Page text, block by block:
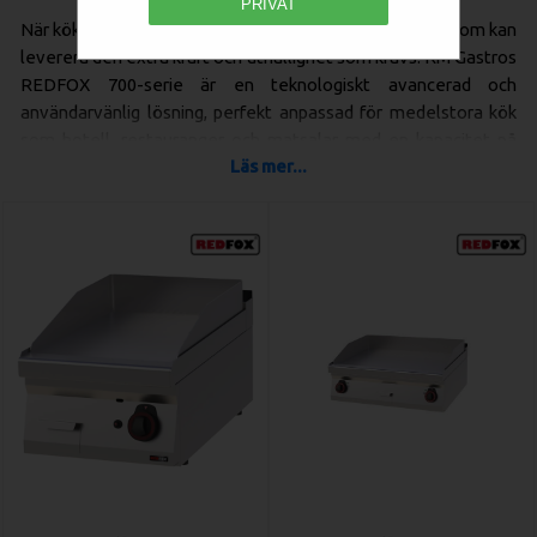
PRIVAT
När köket växer och kraven ökar, behövs en köksserie som kan
leverera den extra kraft och uthållighet som krävs. RM Gastros
REDFOX 700-serie är en teknologiskt avancerad och
användarvänlig lösning, perfekt anpassad för medelstora kök
upp till 300 måltider per dag. Serien kombinerar kraftfull
valet för den professionella och växande verksamheten.
Professionell Konstruktion för Krävande
Användning
REDFOX 700-serien är byggd från grunden för att tåla intensiv,
daglig användning och för att erbjuda maximal flexibilitet:
Robust Konstruktion i Premiumstål:
Läs mer...